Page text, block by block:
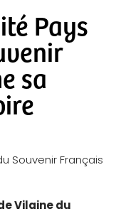
Pays
sa
Souvenir Français
Vilaine du